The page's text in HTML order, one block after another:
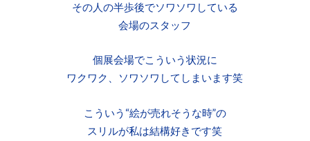
その人の半歩後でソワソワしている
会場のスタッフ
個展会場でこういう状況に
ワクワク、ソワソワしてしまいます笑
こういう“絵が売れそうな時”の
スリルが私は結構好きです笑